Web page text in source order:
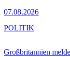
07.08.2026
Großbritannien
POLITIK